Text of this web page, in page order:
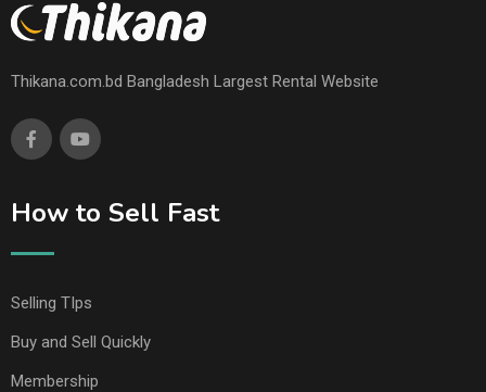
Thikana.com.bd Bangladesh Largest Rental Website
How to Sell Fast
Selling TIps
Buy and Sell Quickly
Membership